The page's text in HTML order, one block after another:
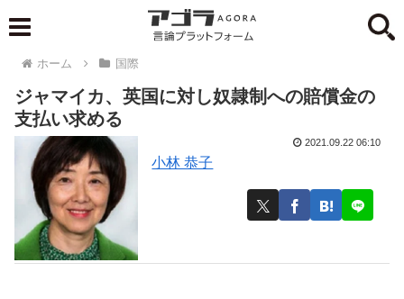
ホーム 国際
ジャマイカ、英国に対し奴隷制への賠償金の
支払い求める
小林 恭子
2021.09.22 06:10